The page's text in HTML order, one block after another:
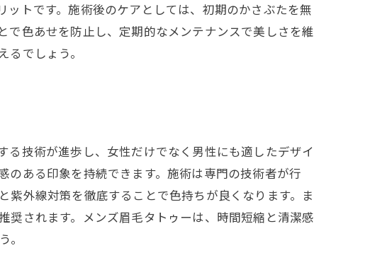
トです。施術後のケアとしては、初期のかさぶたを無
色あせを防止し、定期的なメンテナンスで美しさを維
でしょう。
技術が進歩し、女性だけでなく男性にも適したデザイ
ある印象を持続できます。施術は専門の技術者が行
外線対策を徹底することで色持ちが良くなります。ま
されます。メンズ眉毛タトゥーは、時間短縮と清潔感